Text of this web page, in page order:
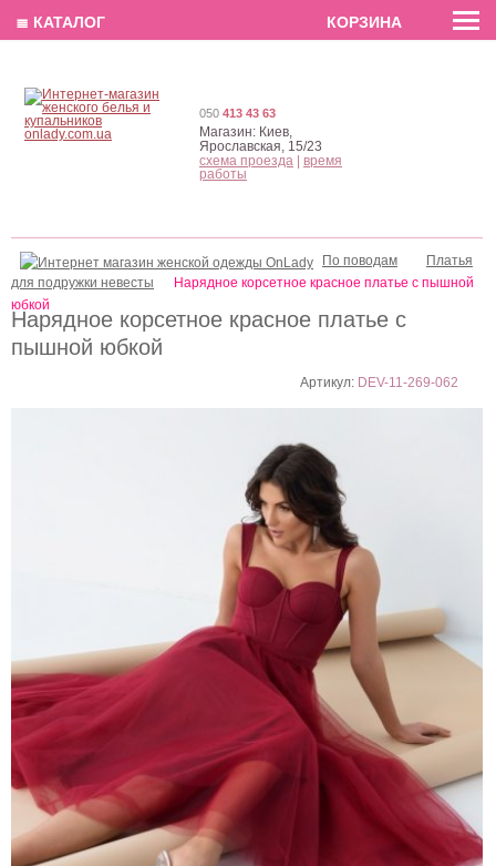
EN РУС
Нарядное корсетное красное платье с
пышной юбкой
Артикул: DEV-11-269-062
По поводам
Платья
для подружки невесты
Нарядное корсетное красное платье с пышной
юбкой
050 413 43 63
Магазин: Киев,
Ярославская, 15/23
схема проезда
время
работы
≣ КАТАЛОГ КОРЗИНА